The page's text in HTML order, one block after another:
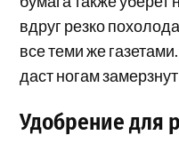
вдруг резко
все теми же
даст ногам
Удобрение для